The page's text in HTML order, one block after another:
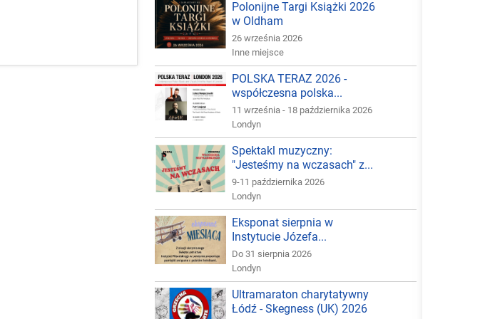
Polonijne Targi Książki 2026
w Oldham
26 września 2026
Inne miejsce
POLSKA TERAZ 2026 -
współczesna polska...
11 września - 18 października 2026
Londyn
Spektakl muzyczny:
"Jesteśmy na wczasach" z...
9-11 października 2026
Londyn
Eksponat sierpnia w
Instytucie Józefa...
Do 31 sierpnia 2026
Londyn
Ultramaraton charytatywny
Łódź - Skegness (UK) 2026